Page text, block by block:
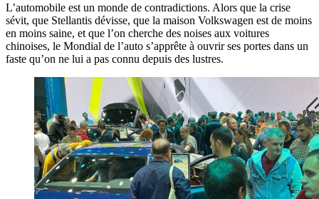
L’automobile est un monde de contradictions. Alors que la crise
sévit, que Stellantis dévisse, que la maison Volkswagen est de moins
en moins saine, et que l’on cherche des noises aux voitures
chinoises, le Mondial de l’auto s’apprête à ouvrir ses portes dans un
faste qu’on ne lui a pas connu depuis des lustres.